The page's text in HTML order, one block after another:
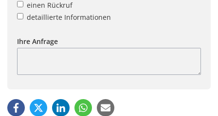
einen Rückruf
detaillierte Informationen
Ihre Anfrage